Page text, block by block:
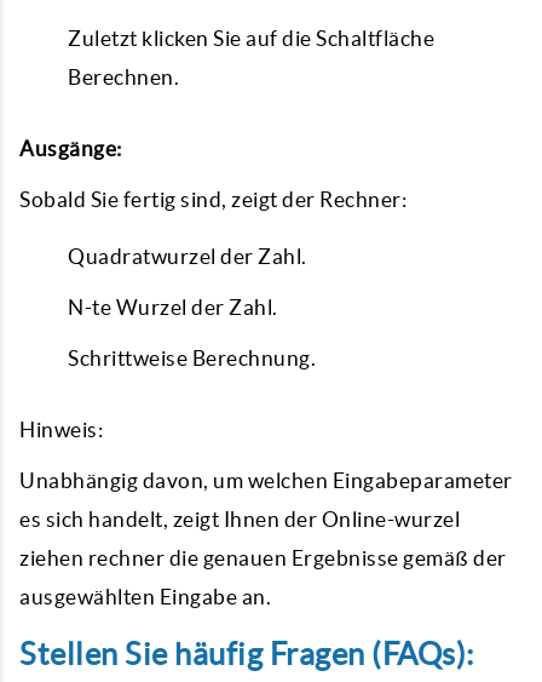
Zuletzt klicken Sie auf die Schaltfläche
Berechnen.
Ausgänge:
Sobald Sie fertig sind, zeigt der Rechner:
Quadratwurzel der Zahl.
N-te Wurzel der Zahl.
Schrittweise Berechnung.
Hinweis:
Unabhängig davon, um welchen Eingabeparameter
es sich handelt, zeigt Ihnen der Online-wurzel
ziehen rechner die genauen Ergebnisse gemäß der
ausgewählten Eingabe an.
Stellen Sie häufig Fragen (FAQs):